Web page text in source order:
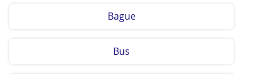
Bague
Bus